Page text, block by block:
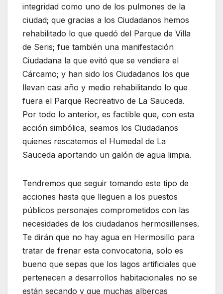
integridad como uno de los pulmones de la
ciudad; que gracias a los Ciudadanos hemos
rehabilitado lo que quedó del Parque de Villa
de Seris; fue también una manifestación
Ciudadana la que evitó que se vendiera el
Cárcamo; y han sido los Ciudadanos los que
llevan casi año y medio rehabilitando lo que
fuera el Parque Recreativo de La Sauceda.
Por todo lo anterior, es factible que, con esta
acción simbólica, seamos los Ciudadanos
quienes rescatemos el Humedal de La
Sauceda aportando un galón de agua limpia.
Tendremos que seguir tomando este tipo de
acciones hasta que lleguen a los puestos
públicos personajes comprometidos con las
necesidades de los ciudadanos hermosillenses.
Te dirán que no hay agua en Hermosillo para
tratar de frenar esta convocatoria, solo es
bueno que sepas que los lagos artificiales que
pertenecen a desarrollos habitacionales no se
están secando y que muchas albercas